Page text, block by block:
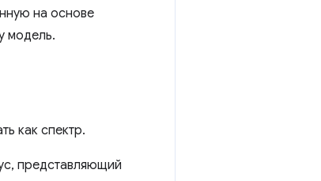
на основе
модель.
как спектр.